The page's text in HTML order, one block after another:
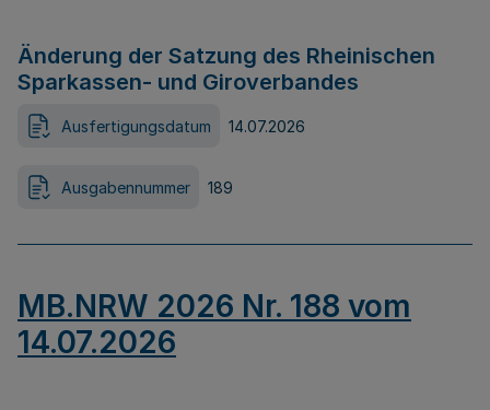
Änderung der Satzung des Rheinischen
Sparkassen- und Giroverbandes
Ausfertigungsdatum 14.07.2026
Ausgabennummer 189
MB.NRW 2026 Nr. 188 vom
14.07.2026